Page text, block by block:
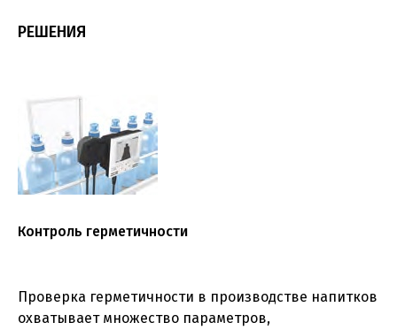
РЕШЕНИЯ
Контроль герметичности
Проверка герметичности в производстве напитков
охватывает множество параметров,